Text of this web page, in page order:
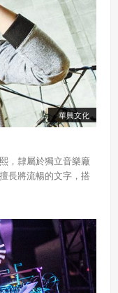
華興文化
，隸屬於獨立音樂廠
長將流暢的文字，搭
格的「輕饒舌」風格